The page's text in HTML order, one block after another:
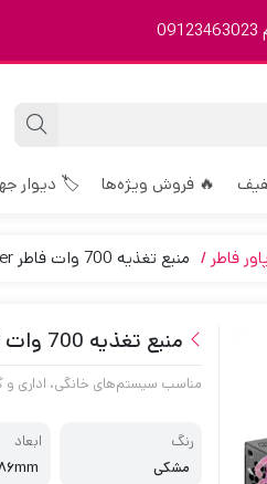
🔥 فروش ویژه‌ها 🏷️ دیوار
پاور فاطر منبع تغذیه 700 وات فاطر Fater مدل VS700
منبع تغذیه 700 وات فاطر Fater مدل VS700
مناسب سیستم‌های خانگی، اداری و
رنگ
مشکی
ابعاد